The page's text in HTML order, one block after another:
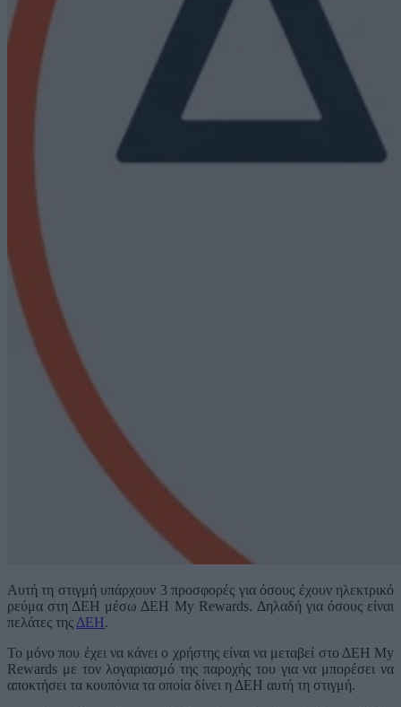
Αυτή τη στιγμή υπάρχουν 3 προσφορές για όσους έχουν ηλεκτρικό
ρεύμα στη ΔΕΗ μέσω ΔΕΗ My Rewards. Δηλαδή για όσους είναι
πελάτες της ΔΕΗ.
Το μόνο που έχει να κάνει ο χρήστης είναι να μεταβεί στο ΔΕΗ My
Rewards με τον λογαριασμό της παροχής του για να μπορέσει να
αποκτήσει τα κουπόνια τα οποία δίνει η ΔΕΗ αυτή τη στιγμή.